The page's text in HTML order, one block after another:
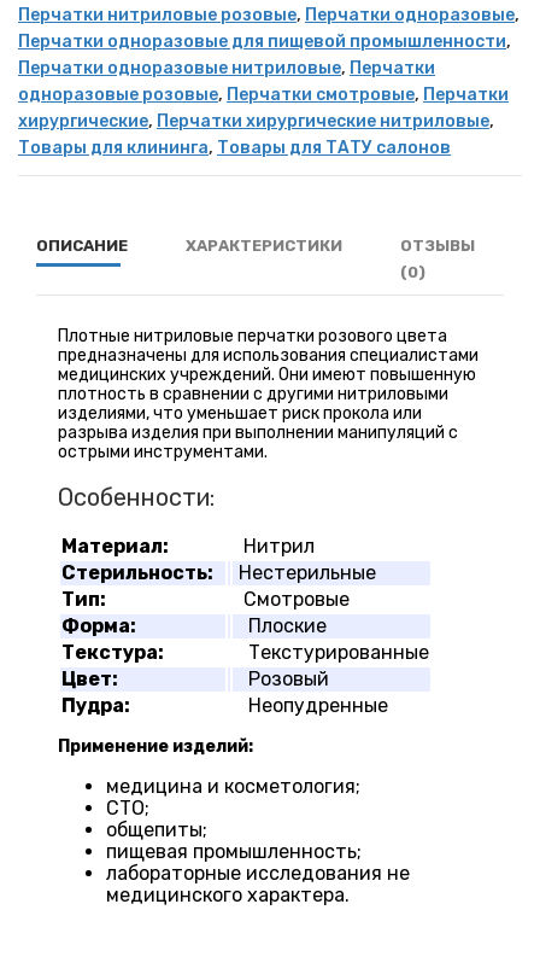
Перчатки нитриловые розовые, Перчатки одноразовые,
Перчатки одноразовые для пищевой промышленности,
Перчатки одноразовые нитриловые, Перчатки
одноразовые розовые, Перчатки смотровые, Перчатки
хирургические, Перчатки хирургические нитриловые,
Товары для клининга, Товары для ТАТУ салонов
ОПИСАНИЕ ХАРАКТЕРИСТИКИ
ОТЗЫВЫ
(0)
Плотные нитриловые перчатки розового цвета
предназначены для использования специалистами
медицинских учреждений. Они имеют повышенную
плотность в сравнении с другими нитриловыми
изделиями, что уменьшает риск прокола или
разрыва изделия при выполнении манипуляций с
острыми инструментами.
Особенности:
Материал:
Нитрил
Стерильность:
Нестерильные
Тип:
Смотровые
Форма:
Плоские
Текстура:
Текстурированные
Цвет:
Розовый
Пудра:
Неопудренные
Применение изделий:
медицина и косметология;
СТО;
общепиты;
пищевая промышленность;
лабораторные исследования не
медицинского характера.